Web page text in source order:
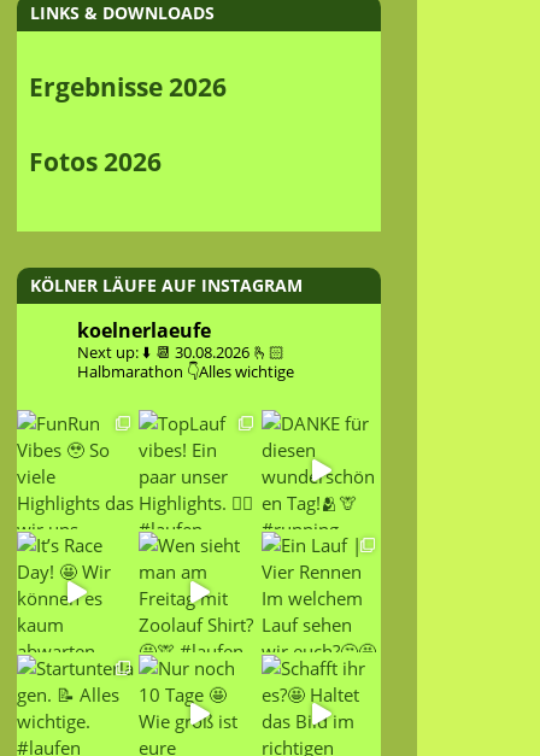
LINKS & DOWNLOADS
Ergebnisse 2026
Fotos 2026
KÖLNER LÄUFE AUF INSTAGRAM
koelnerlaeufe
Next up: ⬇️ 📆 30.08.2026 🫰🏻
Halbmarathon 👇Alles wichtige